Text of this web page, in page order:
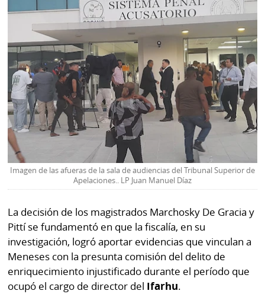
La
Repregunta
Imagen de las afueras de la sala de audiencias del Tribunal Superior de
Apelaciones.. LP Juan Manuel Díaz
La decisión de los magistrados Marchosky De Gracia y
Pittí se fundamentó en que la fiscalía, en su
investigación, logró aportar evidencias que vinculan a
Meneses con la presunta comisión del delito de
enriquecimiento injustificado durante el período que
ocupó el cargo de director del Ifarhu.